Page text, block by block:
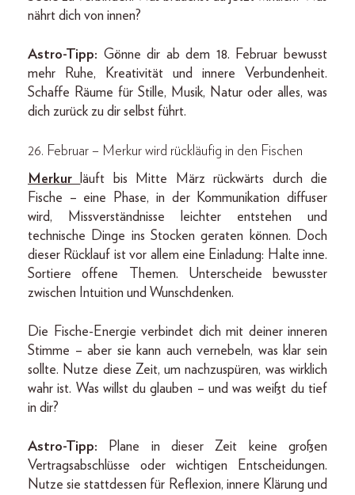
nährt dich von innen?
Astro-Tipp: Gönne dir ab dem 18. Februar bewusst
mehr Ruhe, Kreativität und innere Verbundenheit.
Schaffe Räume für Stille, Musik, Natur oder alles, was
dich zurück zu dir selbst führt.
26. Februar – Merkur wird rückläufig in den Fischen
Merkur
läuft bis Mitte März rückwärts durch die
Fische – eine Phase, in der Kommunikation diffuser
wird, Missverständnisse leichter entstehen und
technische Dinge ins Stocken geraten können. Doch
dieser Rücklauf ist vor allem eine Einladung: Halte inne.
Sortiere offene Themen. Unterscheide bewusster
zwischen Intuition und Wunschdenken.
Die Fische-Energie verbindet dich mit deiner inneren
Stimme – aber sie kann auch vernebeln, was klar sein
sollte. Nutze diese Zeit, um nachzuspüren, was wirklich
wahr ist. Was willst du glauben – und was weißt du tief
in dir?
Astro-Tipp: Plane in dieser Zeit keine großen
Vertragsabschlüsse oder wichtigen Entscheidungen.
Nutze sie stattdessen für Reflexion, innere Klärung und